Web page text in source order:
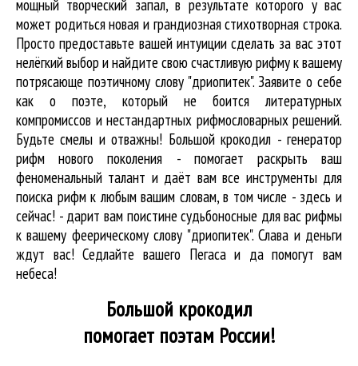
мощный творческий запал, в результате которого у вас
может родиться новая и грандиозная стихотворная строка.
Просто предоставьте вашей интуиции сделать за вас этот
нелёгкий выбор и найдите свою счастливую рифму к вашему
потрясающе поэтичному слову "дриопитек". Заявите о себе
как о поэте, который не боится литературных
компромиссов и нестандартных рифмословарных решений.
Будьте смелы и отважны! Большой крокодил - генератор
рифм нового поколения - помогает раскрыть ваш
феноменальный талант и даёт вам все инструменты для
поиска рифмк любым вашим словам, в том числе - здесь и
сейчас! - дарит вам поистине судьбоносные для вас рифмы
к вашему феерическому слову "дриопитек". Слава и деньги
ждут вас! Седлайте вашего Пегаса и да помогут вам
небеса!
Большой крокодил
помогает поэтам России!